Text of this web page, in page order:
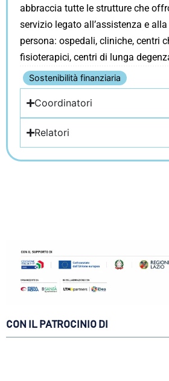
abbraccia tutte le strutture che
servizio legato all’assistenza e
persona: ospedali, cliniche, centri
fisioterapici, centri di lunga
Sostenibilità finanziaria
Coordinatori
Relatori
CON IL PATROCINIO DI